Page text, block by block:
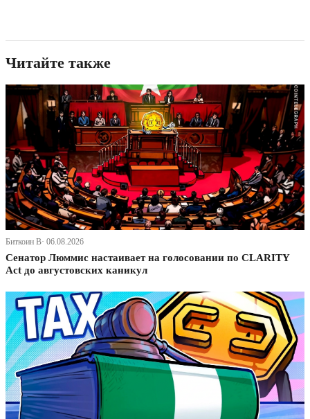
Читайте также
Биткоин В· 06.08.2026
Сенатор Люммис настаивает на голосовании по CLARITY
Act до августовских каникул